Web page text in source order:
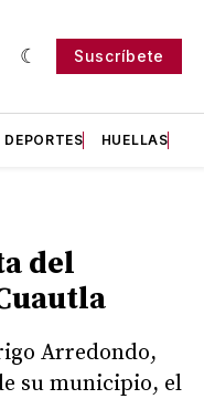
Suscríbete
DEPORTES HUELLAS
del
Arredondo,
su municipio, el